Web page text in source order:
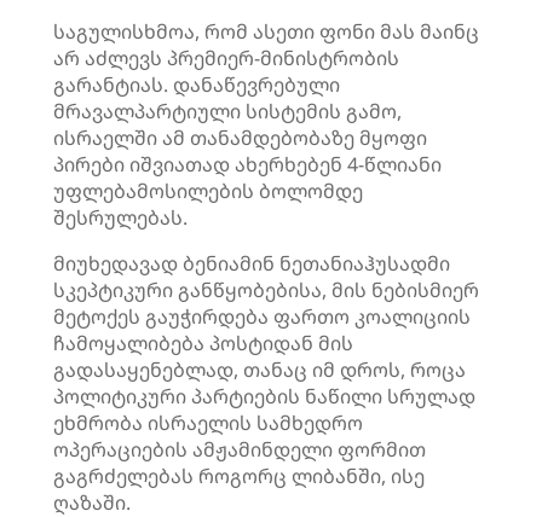
საგულისხმოა, რომ ასეთი ფონი მას მაინც
არ აძლევს პრემიერ-მინისტრობის
გარანტიას. დანაწევრებული
მრავალპარტიული სისტემის გამო,
ისრაელში ამ თანამდებობაზე მყოფი
პირები იშვიათად ახერხებენ 4-წლიანი
უფლებამოსილების ბოლომდე
შესრულებას.
მიუხედავად ბენიამინ ნეთანიაჰუსადმი
სკეპტიკური განწყობებისა, მის ნებისმიერ
მეტოქეს გაუჭირდება ფართო კოალიციის
ჩამოყალიბება პოსტიდან მის
გადასაყენებლად, თანაც იმ დროს, როცა
პოლიტიკური პარტიების ნაწილი სრულად
ეხმრობა ისრაელის სამხედრო
ოპერაციების ამჟამინდელი ფორმით
გაგრძელებას როგორც ლიბანში, ისე
ღაზაში.